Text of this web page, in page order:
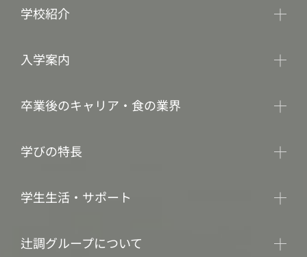
学校紹介
入学案内
卒業後のキャリア・食の業界
学びの特長
学生生活・サポート
辻調グループについて